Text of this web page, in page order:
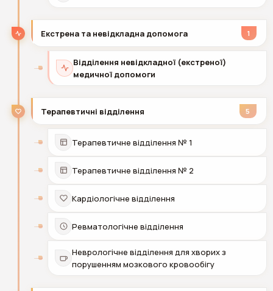
Екстрена та невідкладна допомога 1
Відділення невідкладної (екстреної)
медичної допомоги
Терапевтичні відділення 5
Терапевтичне відділення № 1
Терапевтичне відділення № 2
Кардіологічне відділення
Ревматологічне відділення
Неврологічне відділення для хворих з
порушенням мозкового кровообігу